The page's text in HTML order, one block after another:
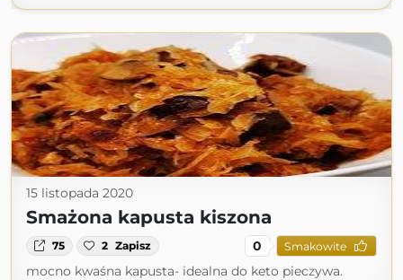
15 listopada 2020
Smażona kapusta kiszona
75 2 Zapisz 0 Smakowite
mocno kwaśna kapusta- idealna do keto pieczywa.